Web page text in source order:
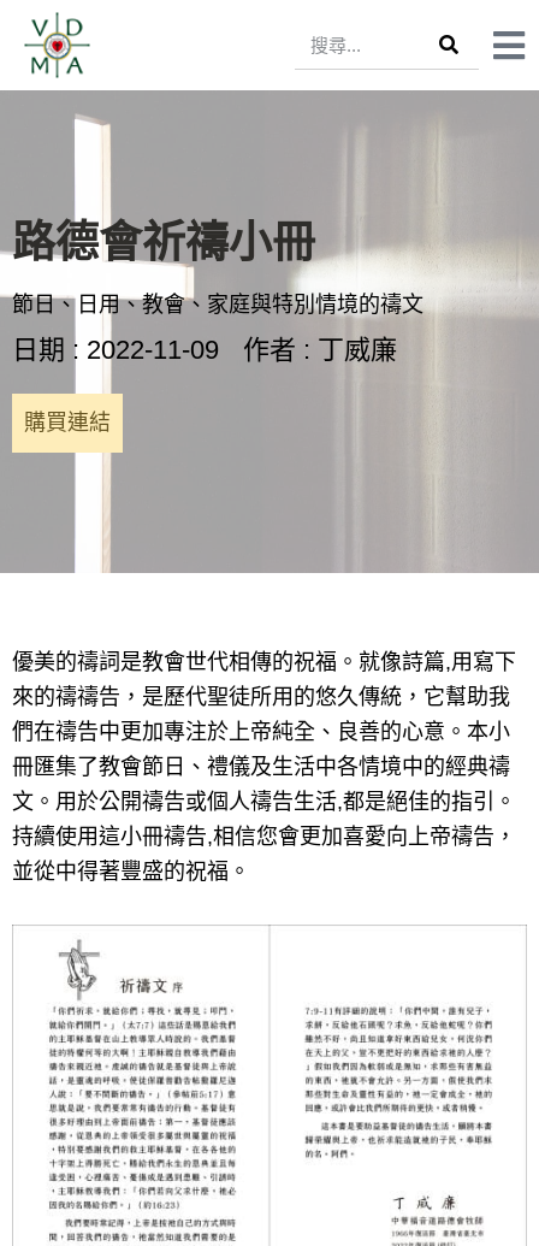
路德會祈禱小冊
節日、日用、教會、家庭與特別情境的禱文
日期 : 2022-11-09 作者 : 丁威廉
購買連結
優美的禱詞是教會世代相傳的祝福。就像詩篇,用寫下
來的禱禱告，是歷代聖徒所用的悠久傳統，它幫助我
們在禱告中更加專注於上帝純全、良善的心意。本小
冊匯集了教會節日、禮儀及生活中各情境中的經典禱
文。用於公開禱告或個人禱告生活,都是絕佳的指引。
持續使用這小冊禱告,相信您會更加喜愛向上帝禱告，
並從中得著豐盛的祝福。